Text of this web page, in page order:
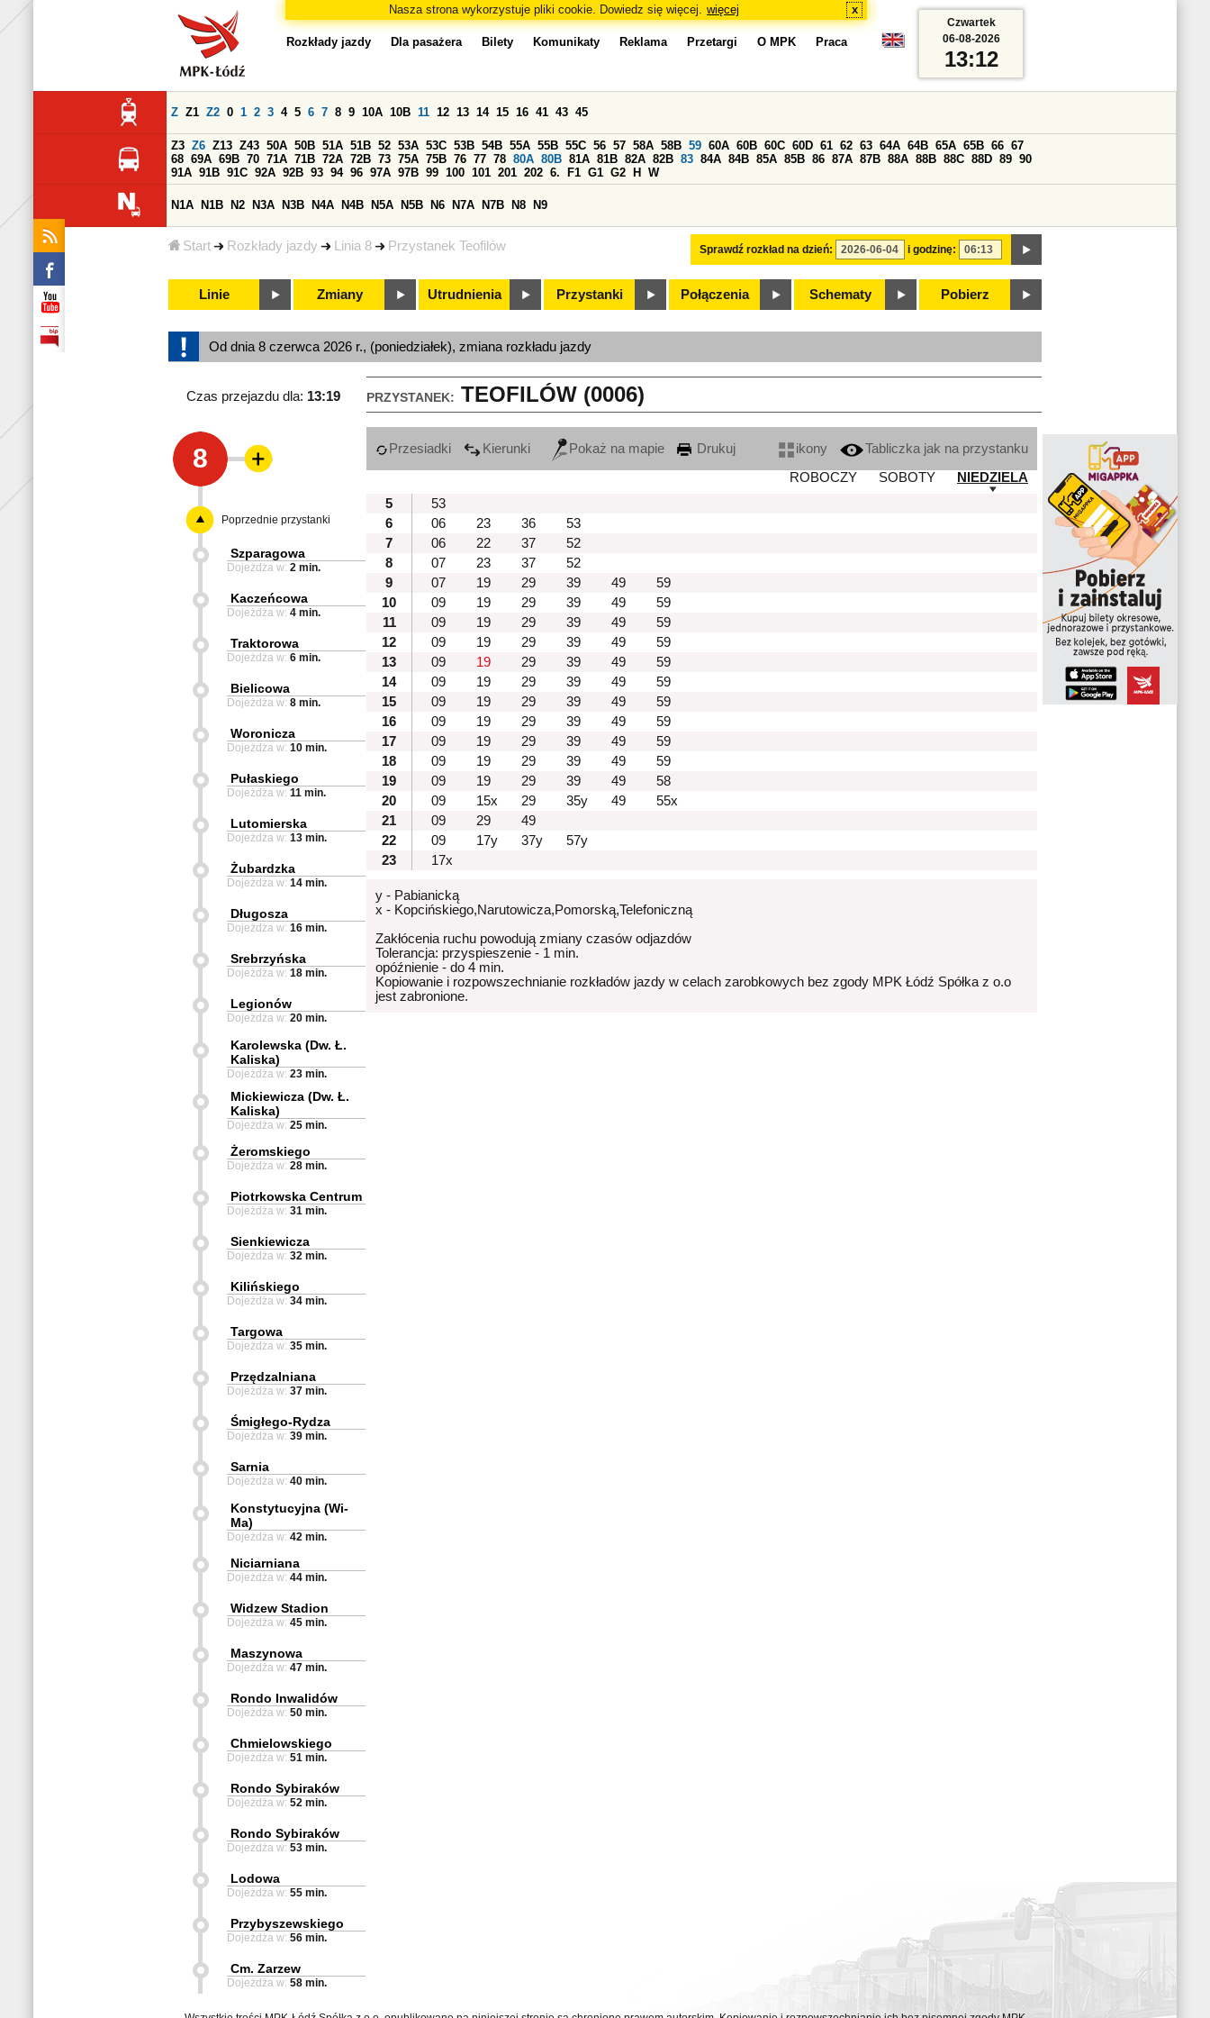
Nasza strona wykorzystuje pliki cookie. Dowiedz się więcej. więcej x
Start Rozkłady jazdy Linia 8 Przystanek Teofilów
Rozkłady jazdy Dla pasażera Bilety Komunikaty Reklama Przetargi O MPK Praca
Sprawdź rozkład na dzień: i godzinę:
Z Z1 Z2 0 1 2 3 4 5 6 7 8 9 10A 10B 11 12 13 14 15 16 41 43 45
Z3 Z6 Z13 Z43 50A 50B 51A 51B 52 53A 53C 53B 54B 55A 55B 55C 56 57 58A 58B 59 60A 60B 60C 60D 61 62 63 64A 64B 65A 65B 66 67
68 69A 69B 70 71A 71B 72A 72B 73 75A 75B 76 77 78 80A 80B 81A 81B 82A 82B 83 84A 84B 85A 85B 86 87A 87B 88A 88B 88C 88D 89 90
91A 91B 91C 92A 92B 93 94 96 97A 97B 99 100 101 201 202 6. F1 G1 G2 H W
N1A N1B N2 N3A N3B N4A N4B N5A N5B N6 N7A N7B N8 N9
Linie Zmiany Utrudnienia Przystanki Połączenia Schematy Pobierz
Czwartek
06-08-2026
13:12
Od dnia 8 czerwca 2026 r., (poniedziałek), zmiana rozkładu jazdy
PRZYSTANEK: TEOFILÓW (0006)
Czas przejazdu dla: 13:19
8 Przesiadki Kierunki Pokaż na mapie Drukuj ikony
Tabliczka jak na przystanku
ROBOCZY
SOBOTY
NIEDZIELA
5
53
6
06 23 36
53
7
06 22 37
52
8
07 23 37
52
9
07 19 29 39 49
59
10
09 19 29 39 49
59
11
09 19 29 39 49
59
12
09 19 29 39 49
59
13
09 19 29 39 49
59
14
09 19 29 39 49
59
15
09 19 29 39 49
59
16
09 19 29 39 49
59
17
09 19 29 39 49
59
18
09 19 29 39 49
59
19
09 19 29 39 49
58
20
09 15x 29 35y 49
55x
21
09 29
49
22
09 17y 37y
57y
23
17x
y - Pabianicką
x - Kopcińskiego,Narutowicza,Pomorską,Telefoniczną
Zakłócenia ruchu powodują zmiany czasów odjazdów
Tolerancja: przyspieszenie - 1 min.
opóźnienie - do 4 min.
Kopiowanie i rozpowszechnianie rozkładów jazdy w celach zarobkowych bez zgody MPK Łódź Spółka z o.o
jest zabronione.
Poprzednie przystanki
Szparagowa
Dojeżdża w: 2 min.
Kaczeńcowa
Dojeżdża w: 4 min.
Traktorowa
Dojeżdża w: 6 min.
Bielicowa
Dojeżdża w: 8 min.
Woronicza
Dojeżdża w: 10 min.
Pułaskiego
Dojeżdża w: 11 min.
Lutomierska
Dojeżdża w: 13 min.
Żubardzka
Dojeżdża w: 14 min.
Długosza
Dojeżdża w: 16 min.
Srebrzyńska
Dojeżdża w: 18 min.
Legionów
Dojeżdża w: 20 min.
Karolewska (Dw. Ł.
Kaliska)
Dojeżdża w: 23 min.
Mickiewicza (Dw. Ł.
Kaliska)
Dojeżdża w: 25 min.
Żeromskiego
Dojeżdża w: 28 min.
Piotrkowska Centrum
Dojeżdża w: 31 min.
Sienkiewicza
Dojeżdża w: 32 min.
Kilińskiego
Dojeżdża w: 34 min.
Targowa
Dojeżdża w: 35 min.
Przędzalniana
Dojeżdża w: 37 min.
Śmigłego-Rydza
Dojeżdża w: 39 min.
Sarnia
Dojeżdża w: 40 min.
Konstytucyjna (Wi-
Ma)
Dojeżdża w: 42 min.
Niciarniana
Dojeżdża w: 44 min.
Widzew Stadion
Dojeżdża w: 45 min.
Maszynowa
Dojeżdża w: 47 min.
Rondo Inwalidów
Dojeżdża w: 50 min.
Chmielowskiego
Dojeżdża w: 51 min.
Rondo Sybiraków
Dojeżdża w: 52 min.
Rondo Sybiraków
Dojeżdża w: 53 min.
Lodowa
Dojeżdża w: 55 min.
Przybyszewskiego
Dojeżdża w: 56 min.
Cm. Zarzew
Dojeżdża w: 58 min.